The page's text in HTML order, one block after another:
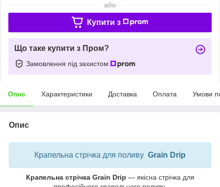
або
Купити з
Що таке купити з Пром?
Замовлення під захистом
Опис Характеристики Доставка Оплата Умови
Опис
Крапельна стрічка для поливу Grain Drip
Крапельна стрічка Grain Drip — якісна стрічка для